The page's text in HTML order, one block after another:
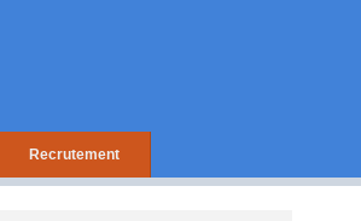
Recrutement